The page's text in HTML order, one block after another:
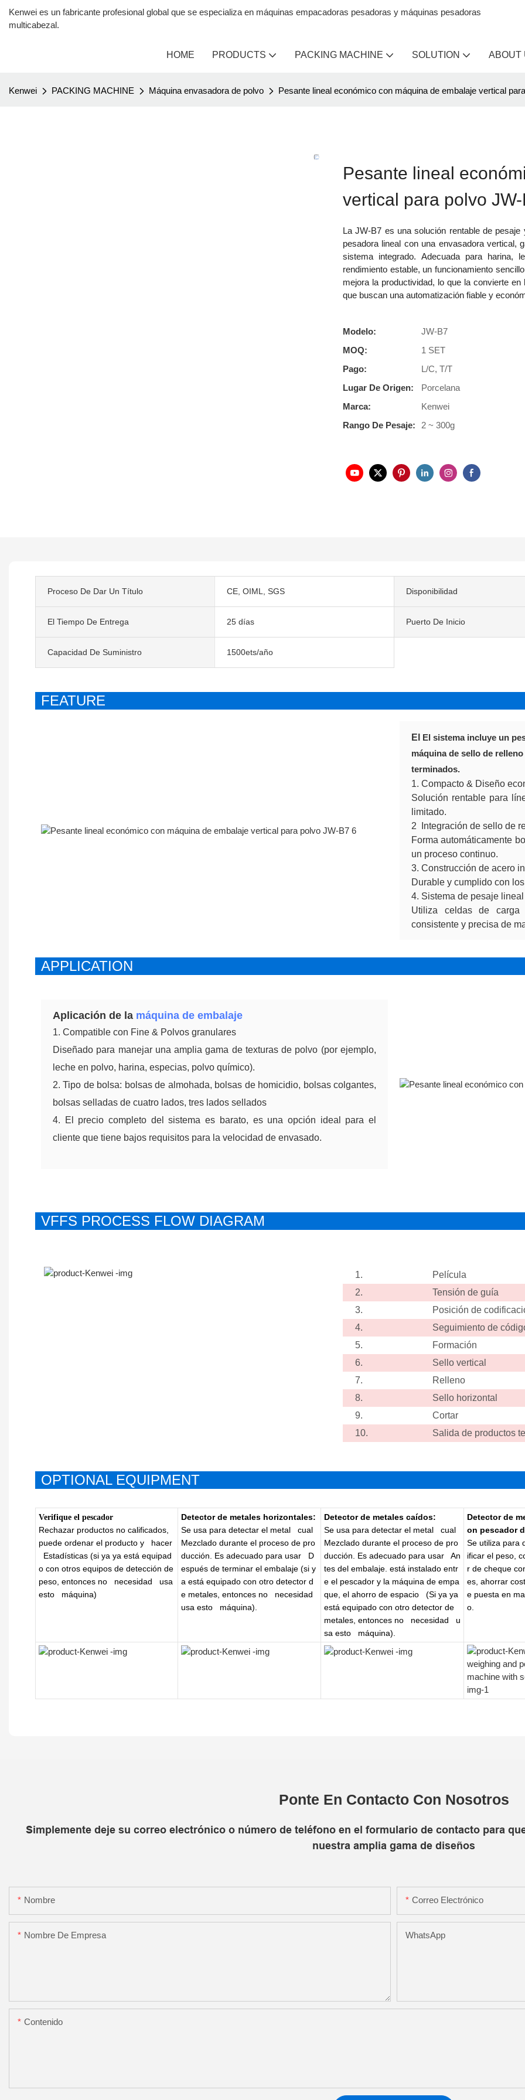
Kenwei es un fabricante profesional global que se especializa en máquinas empacadoras pesadoras y máquinas pesadoras
multicabezal.
HOME PRODUCTS PACKING MACHINE SOLUTION ABOUT
Kenwei PACKING MACHINE Máquina envasadora de polvo Pesante lineal económico con máquina de embalaje vertical
Pesante lineal
vertical para polvo
La JW-B7 es una solución rentable de
pesadora lineal con una envasadora vertical,
sistema integrado. Adecuada para
rendimiento estable, un funcionamiento
mejora la productividad, lo que la convierte
que buscan una automatización fiable y
Modelo:
JW-B7
MOQ:
1 SET
Pago:
L/C, T/T
Lugar De Origen:
Porcelana
Marca:
Kenwei
Rango De Pesaje:
2 ~ 300g
Proceso De Dar Un Título CE, OIML, SGS Disponibilidad
El Tiempo De Entrega 25 días Puerto De Inicio
Capacidad De Suministro 1500ets/año
FEATURE
El El sistema incluye un
máquina de sello de
terminados.
1. Compacto & Diseño
Solución rentable para
limitado.
2 Integración de sello de
Forma automáticamente
un proceso continuo.
3. Construcción de acero
Durable y cumplido con
4. Sistema de pesaje
Utiliza celdas de carga
consistente y precisa de
APPLICATION
Aplicación de la máquina de embalaje
1. Compatible con Fine & Polvos granulares
Diseñado para manejar una amplia gama de texturas de polvo (por ejemplo,
leche en polvo, harina, especias, polvo químico).
2. Tipo de bolsa: bolsas de almohada, bolsas de homicidio, bolsas colgantes,
bolsas selladas de cuatro lados, tres lados sellados
4. El precio completo del sistema es barato, es una opción ideal para el
cliente que tiene bajos requisitos para la velocidad de envasado.
VFFS PROCESS FLOW DIAGRAM
1.
Película
2.
Tensión de guía
3.
Posición de
4.
Seguimiento de
5.
Formación
6.
Sello vertical
7.
Relleno
8.
Sello horizontal
9.
Cortar
10.
Salida de productos
OPTIONAL EQUIPMENT
Verifique el pescador
Rechazar productos no calificados,
puede ordenar el producto y
hacer
Estadísticas (si ya ya está equipad
o con otros equipos de detección de
peso, entonces no
necesidad
usa
esto
máquina)
Detector de metales horizontales:
Se usa para detectar el metal
cual
Mezclado durante el proceso de pro
ducción. Es adecuado para usar
D
espués de terminar el embalaje (si y
a está equipado con otro detector d
e metales, entonces no
necesidad
usa esto
máquina).
Detector de metales caídos:
Se usa para detectar el metal
cual
Mezclado durante el proceso de pro
ducción. Es adecuado para usar
An
tes del embalaje. está instalado entr
e el pescador y la máquina de empa
que, el ahorro de espacio
(Si ya ya
está equipado con otro detector de
metales, entonces no
necesidad
u
sa esto
máquina).
Detector de
on pescador
Se utiliza para
ificar el peso,
r de cheque
es, ahorrar
e puesta en
o.
Ponte En Contacto Con Nosotros
Simplemente deje su correo electrónico o número de teléfono en el formulario de contacto para
nuestra amplia gama de diseños
Nombre Correo Electrónico
Nombre De Empresa WhatsApp
Contenido